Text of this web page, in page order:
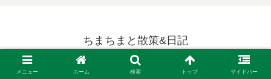
ちまちまと散策&日記
© 2005 ちまちまと散策&日記.
メニュー ホーム 検索 トップ サイドバー